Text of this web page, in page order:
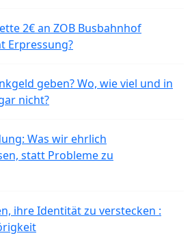
2€ an ZOB Busbahnhof
Erpressung?
geben? Wo, wie viel und in
nicht?
Was wir ehrlich
statt Probleme zu
ihre Identität zu verstecken :